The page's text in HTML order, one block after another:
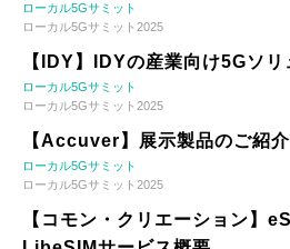
ローカル5Gサミット
ローカル5Gサミット2025
【IDY】IDYの産業向け5Gソ
ローカル5Gサミット
ローカル5Gサミット2025
【Accuver】展示製品のご紹介
ローカル5Gサミット
ローカル5Gサミット2025
【コモン・クリエーション】